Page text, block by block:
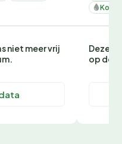
niet meer vrij
Deze
op de